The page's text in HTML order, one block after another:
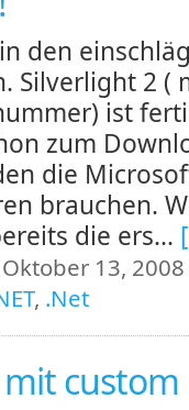
den
Silverlight 2 (
ist
zum
die
brauchen.
die ers...
13,
, .Net
mit